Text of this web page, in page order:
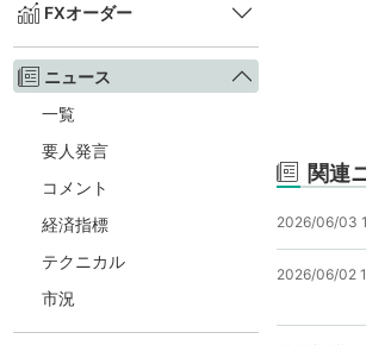
FXオーダー
ニュース
一覧
要人発言
コメント
経済指標
テクニカル
市況
関連
2026/06/03
2026/06/02